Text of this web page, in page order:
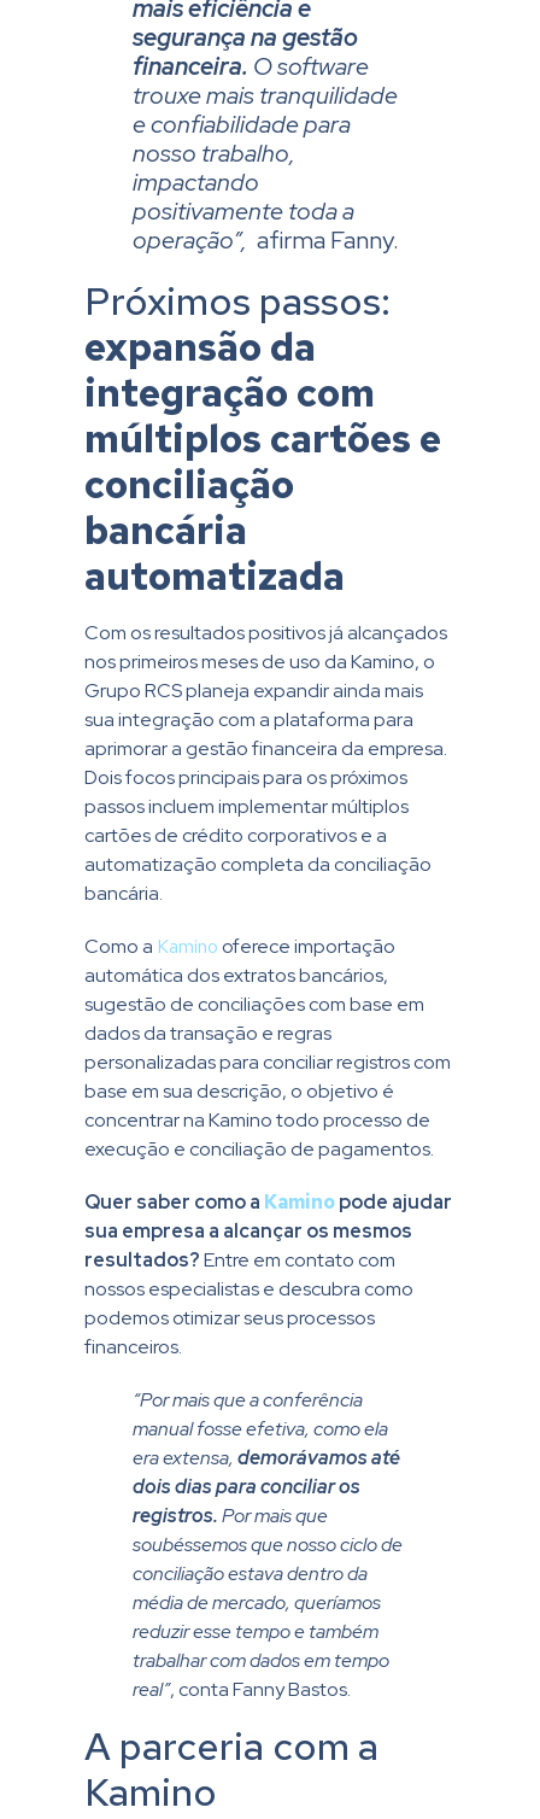
mais eficiência e
segurança na gestão
financeira. O software
trouxe mais tranquilidade
e confiabilidade para
nosso trabalho,
impactando
positivamente toda a
operação”, afirma Fanny.
Próximos passos:
expansão da
integração com
múltiplos cartões e
conciliação
bancária
automatizada
Com os resultados positivos já alcançados
nos primeiros meses de uso da Kamino, o
Grupo RCS planeja expandir ainda mais
sua integração com a plataforma para
aprimorar a gestão financeira da empresa.
Dois focos principais para os próximos
passos incluem implementar múltiplos
cartões de crédito corporativos e a
automatização completa da conciliação
bancária.
Como a Kamino oferece importação
automática dos extratos bancários,
sugestão de conciliações com base em
dados da transação e regras
personalizadas para conciliar registros com
base em sua descrição, o objetivo é
concentrar na Kamino todo processo de
execução e conciliação de pagamentos.
Quer saber como a Kaminopode ajudar
sua empresa a alcançar os mesmos
resultados?Entre em contato com
nossos especialistas e descubra como
podemos otimizar seus processos
financeiros.
“Por mais que a conferência
manual fosse efetiva, como ela
era extensa, demorávamos até
dois dias para conciliar os
registros.Por mais que
soubéssemos que nosso ciclo de
conciliação estava dentro da
média de mercado, queríamos
reduzir esse tempo e também
trabalhar com dados em tempo
real”, conta Fanny Bastos.
A parceria com a
Kamino